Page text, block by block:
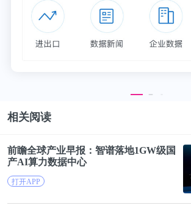
注：2020年3月累计收入
报、产业园区规划、产业招商引资、
相关阅读
前瞻全球产业早报：智谱落地1GW级国
产AI算力数据中心
打开APP